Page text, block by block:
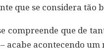
que se considera tão
compreende que de
acabe acontecendo